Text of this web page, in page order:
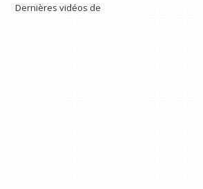
Dernières vidéos de